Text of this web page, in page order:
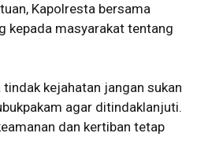
Kapolresta bersama
kepada masyarakat tentang
kejahatan jangan sukan
agar ditindaklanjuti.
dan kertiban tetap